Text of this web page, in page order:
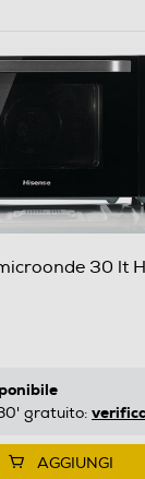
30 lt
gratuito:
AGGIUNGI